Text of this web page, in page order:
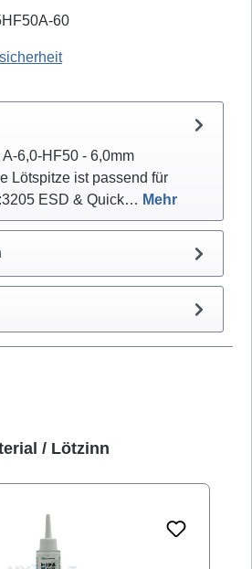
60
6,0-HF50 - 6,0mm
Lötspitze ist passend für
ESD & Quick… Mehr
/ Lötzinn